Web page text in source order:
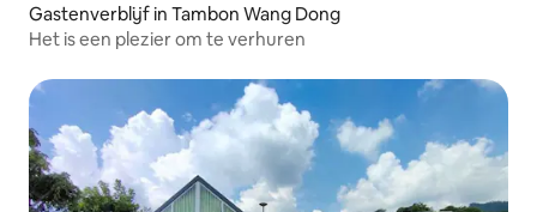
Gastenverblijf in Tambon Wang Dong
Het is een plezier om te verhuren